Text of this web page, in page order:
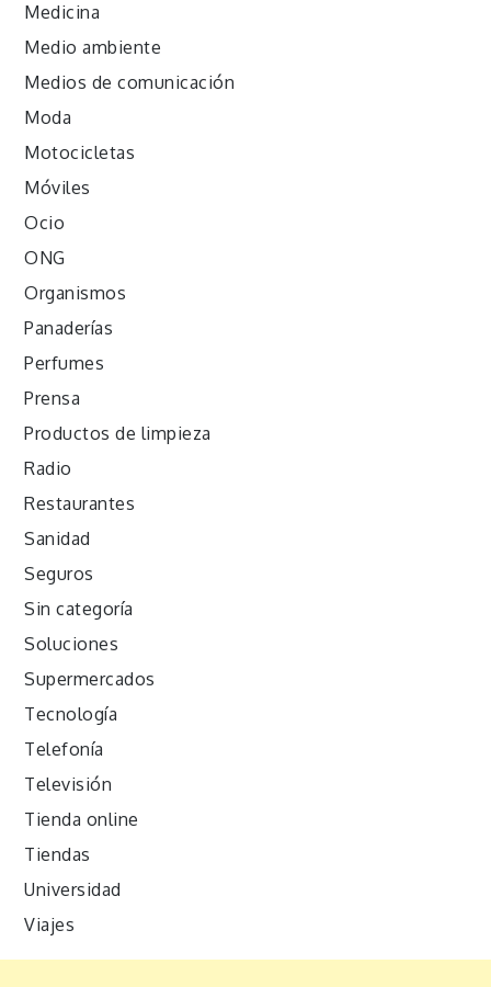
Medicina
Medio ambiente
Medios de comunicación
Moda
Motocicletas
Móviles
Ocio
ONG
Organismos
Panaderías
Perfumes
Prensa
Productos de limpieza
Radio
Restaurantes
Sanidad
Seguros
Sin categoría
Soluciones
Supermercados
Tecnología
Telefonía
Televisión
Tienda online
Tiendas
Universidad
Viajes